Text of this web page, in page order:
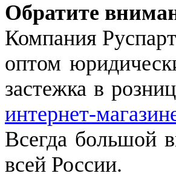
Обратите
Компания
оптом
застежка в
интернет-
Всегда большой
всей России.